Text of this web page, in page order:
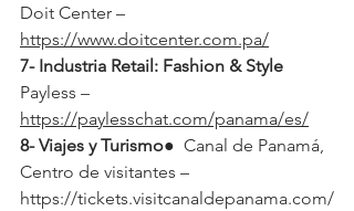
Doit Center –
https://www.doitcenter.com.pa/
7- Industria Retail: Fashion & Style
Payless –
https://paylesschat.com/panama/es/
8- Viajes y Turismo●  Canal de Panamá,
Centro de visitantes –
https://tickets.visitcanaldepanama.com/